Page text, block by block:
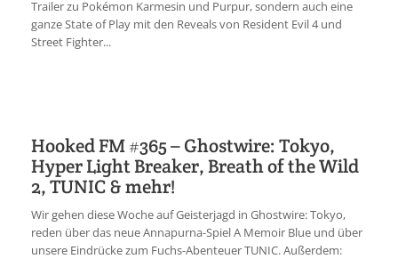
Trailer zu Pokémon Karmesin und Purpur, sondern auch eine
ganze State of Play mit den Reveals von Resident Evil 4 und
Street Fighter...
Hooked FM #365 – Ghostwire: Tokyo,
Hyper Light Breaker, Breath of the Wild
2, TUNIC & mehr!
Wir gehen diese Woche auf Geisterjagd in Ghostwire: Tokyo,
reden über das neue Annapurna-Spiel A Memoir Blue und über
unsere Eindrücke zum Fuchs-Abenteuer TUNIC. Außerdem: